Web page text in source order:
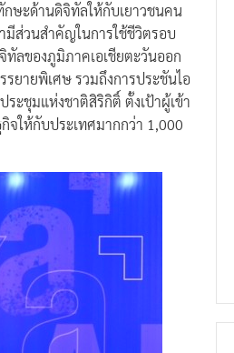
ษะด้านดิจิทัลให้กับเยาวชนคน
มีส่วนสำคัญในการใช้ชีวิตรอบ
ทัลของภูมิภาคเอเชียตะวันออก
รยายพิเศษ รวมถึงการประชันไอ
ะชุมแห่งชาติสิริกิติ์ ตั้งเป้าผู้เข้า
จให้กับประเทศมากกว่า 1,000